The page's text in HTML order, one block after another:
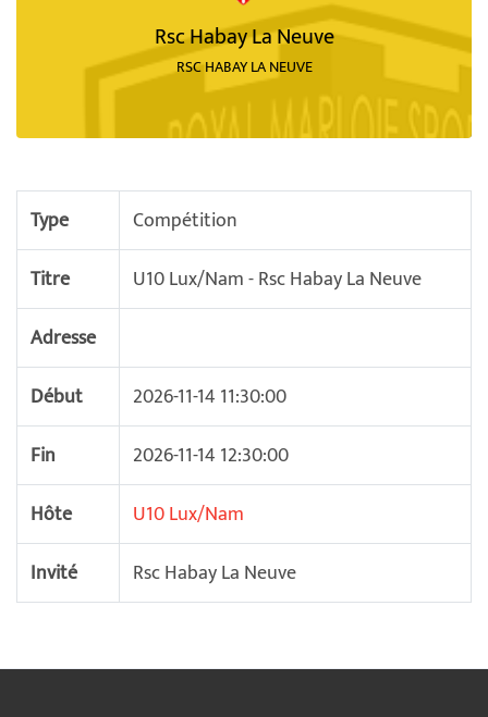
Rsc Habay La Neuve
RSC HABAY LA NEUVE
Type
Compétition
Titre
U10 Lux/Nam - Rsc Habay La Neuve
Adresse
Début
2026-11-14 11:30:00
Fin
2026-11-14 12:30:00
Hôte
U10 Lux/Nam
Invité
Rsc Habay La Neuve